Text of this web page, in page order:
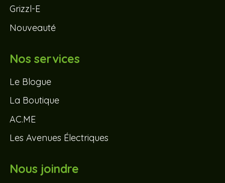
Grizzl-E
Nouveauté
Nos services
Le Blogue
La Boutique
AC.ME
Les Avenues Électriques
Nous joindre